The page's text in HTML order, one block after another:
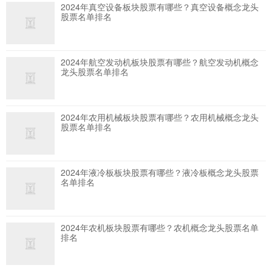
2024年真空设备板块股票有哪些？真空设备概念龙头
股票名单排名
2024年航空发动机板块股票有哪些？航空发动机概念
龙头股票名单排名
2024年农用机械板块股票有哪些？农用机械概念龙头
股票名单排名
2024年液冷板板块股票有哪些？液冷板概念龙头股票
名单排名
2024年农机板块股票有哪些？农机概念龙头股票名单
排名